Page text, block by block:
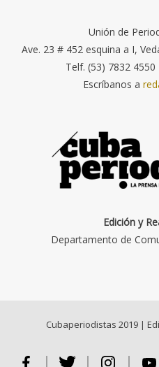
Unión de
Ave. 23 # 452 esquina a I,
Telf. (53) 7832
Escríbanos a
Edición y
Departamento de
Cubaperiodistas 2019 |